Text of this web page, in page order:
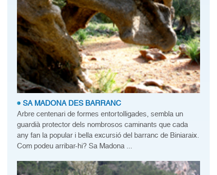
SA MADONA DES BARRANC
Arbre centenari de formes entortolligades, sembla un
guardià protector dels nombrosos caminants que cada
any fan la popular i bella excursió del barranc de Biniaraix.
Com podeu arribar-hi? Sa Madona ...